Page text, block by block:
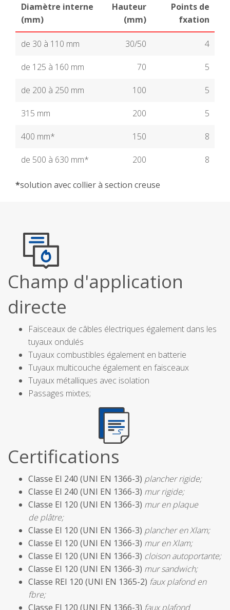
Diamètre interne
(mm)
Hauteur
(mm)
Points de
fxation
de 30 à 110 mm 30/50 4
de 125 à 160 mm 70 5
de 200 à 250 mm 100 5
315 mm 200 5
400 mm* 150 8
de 500 à 630 mm* 200 8
*solution avec collier à section creuse
Champ d'application
directe
Faisceaux de câbles électriques également dans les
tuyaux ondulés
Tuyaux combustibles également en batterie
Tuyaux multicouche également en faisceaux
Tuyaux métalliques avec isolation
Passages mixtes;
Certifications
Classe EI 240 (UNI EN 1366-3) plancher rigide;
Classe EI 240 (UNI EN 1366-3) mur rigide;
Classe EI 120 (UNI EN 1366-3) mur en plaque
de plâtre;
Classe EI 120 (UNI EN 1366-3) plancher en Xlam;
Classe EI 120 (UNI EN 1366-3) mur en Xlam;
Classe EI 120 (UNI EN 1366-3) cloison autoportante;
Classe EI 120 (UNI EN 1366-3) mur sandwich;
Classe REI 120 (UNI EN 1365-2) faux plafond en
fbre;
Classe EI 120 (UNI EN 1366-3) faux plafond